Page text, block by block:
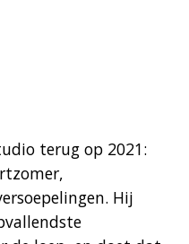
terug op 2021:
Hij